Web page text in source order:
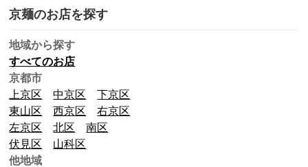
京麺のお店を探す
地域から探す
すべてのお店
京都市
上京区
中京区
下京区
東山区
西京区
右京区
左京区
北区
南区
伏見区
山科区
他地域